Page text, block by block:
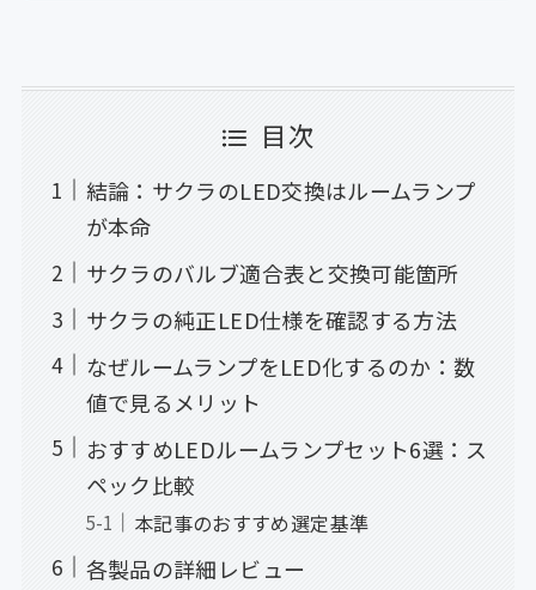
目次
結論：サクラのLED交換はルームランプ
が本命
サクラのバルブ適合表と交換可能箇所
サクラの純正LED仕様を確認する方法
なぜルームランプをLED化するのか：数
値で見るメリット
おすすめLEDルームランプセット6選：ス
ペック比較
本記事のおすすめ選定基準
各製品の詳細レビュー